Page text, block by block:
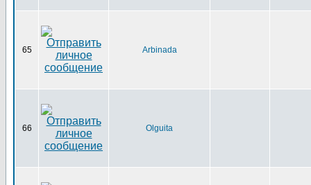
65 Arbinada
66 Olguita